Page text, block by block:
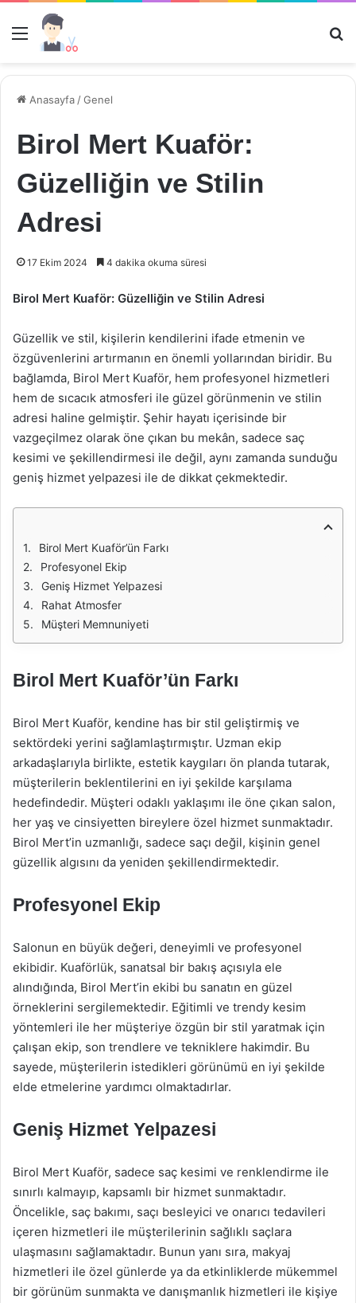
Menü
Anasayfa /Genel
Birol Mert Kuaför:
Güzelliğin ve Stilin
Adresi
17 Ekim 2024 4 dakika okuma süresi
Birol Mert Kuaför: Güzelliğin ve Stilin Adresi
Güzellik ve stil, kişilerin kendilerini ifade etmenin ve
özgüvenlerini artırmanın en önemli yollarından biridir. Bu
bağlamda, Birol Mert Kuaför, hem profesyonel hizmetleri
hem de sıcacık atmosferi ile güzel görünmenin ve stilin
adresi haline gelmiştir. Şehir hayatı içerisinde bir
vazgeçilmez olarak öne çıkan bu mekân, sadece saç
kesimi ve şekillendirmesi ile değil, aynı zamanda sunduğu
geniş hizmet yelpazesi ile de dikkat çekmektedir.
Birol Mert Kuaför’ün Farkı
Profesyonel Ekip
Geniş Hizmet Yelpazesi
Rahat Atmosfer
Müşteri Memnuniyeti
Birol Mert Kuaför’ün Farkı
Birol Mert Kuaför, kendine has bir stil geliştirmiş ve
sektördeki yerini sağlamlaştırmıştır. Uzman ekip
arkadaşlarıyla birlikte, estetik kaygıları ön planda tutarak,
müşterilerin beklentilerini en iyi şekilde karşılama
hedefindedir. Müşteri odaklı yaklaşımı ile öne çıkan salon,
her yaş ve cinsiyetten bireylere özel hizmet sunmaktadır.
Birol Mert’in uzmanlığı, sadece saçı değil, kişinin genel
güzellik algısını da yeniden şekillendirmektedir.
Profesyonel Ekip
Salonun en büyük değeri, deneyimli ve profesyonel
ekibidir. Kuaförlük, sanatsal bir bakış açısıyla ele
alındığında, Birol Mert’in ekibi bu sanatın en güzel
örneklerini sergilemektedir. Eğitimli ve trendy kesim
yöntemleri ile her müşteriye özgün bir stil yaratmak için
çalışan ekip, son trendlere ve tekniklere hakimdir. Bu
sayede, müşterilerin istedikleri görünümü en iyi şekilde
elde etmelerine yardımcı olmaktadırlar.
Geniş Hizmet Yelpazesi
Birol Mert Kuaför, sadece saç kesimi ve renklendirme ile
sınırlı kalmayıp, kapsamlı bir hizmet sunmaktadır.
Öncelikle, saç bakımı, saçı besleyici ve onarıcı tedavileri
içeren hizmetleri ile müşterilerinin sağlıklı saçlara
ulaşmasını sağlamaktadır. Bunun yanı sıra, makyaj
hizmetleri ile özel günlerde ya da etkinliklerde mükemmel
bir görünüm sunmakta ve danışmanlık hizmetleri ile kişiye